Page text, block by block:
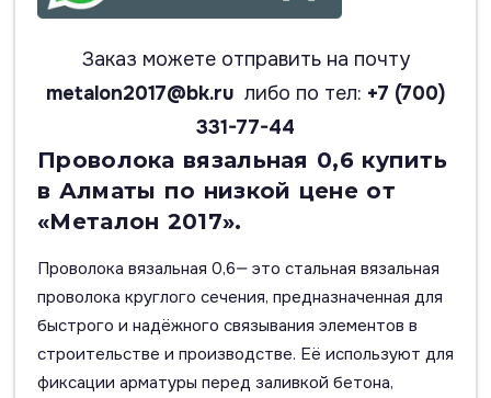
Заказ можете отправить на почту
metalon2017@bk.ru либо по тел: +7 (700)
331-77-44
Проволока вязальная 0,6 купить
в Алматы по низкой цене от
«Металон 2017».
Проволока вязальная 0,6— это стальная вязальная
проволока круглого сечения, предназначенная для
быстрого и надёжного связывания элементов в
строительстве и производстве. Её используют для
фиксации арматуры перед заливкой бетона,